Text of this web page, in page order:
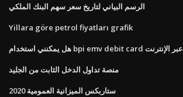
الرسم البياني لتاريخ سعر سهم البنك الملكي
Yillara göre petrol fiyatları grafik
هل يمكنني استخدام bpi emv debit card عبر الإنترنت
منصة تداول الدخل الثابت من الجليد
ستاربكس الميزانية العمومية 2020